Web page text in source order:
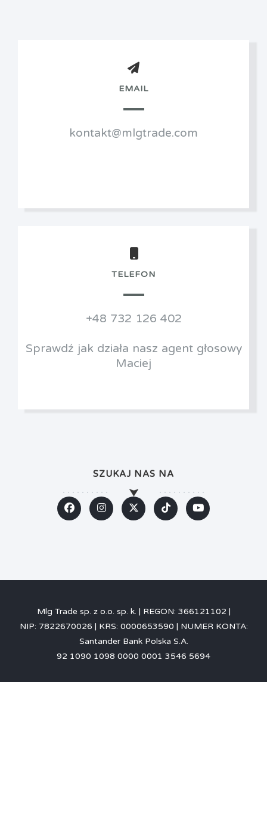
EMAIL
kontakt@mlgtrade.com
TELEFON
+48 732 126 402
Sprawdź jak działa nasz agent głosowy
Maciej
SZUKAJ NAS NA
Mlg Trade sp. z o.o. sp. k.
REGON: 366121102
NIP: 7822670026
KRS: 0000653590
NUMER KONTA:
Santander Bank Polska S.A.
92 1090 1098 0000 0001 3546 5694